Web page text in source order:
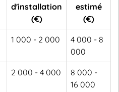
d'installation
(€)
estimé
(€)
1 000 - 2 000
4 000 - 8
000
2 000 - 4 000
8 000 -
16 000